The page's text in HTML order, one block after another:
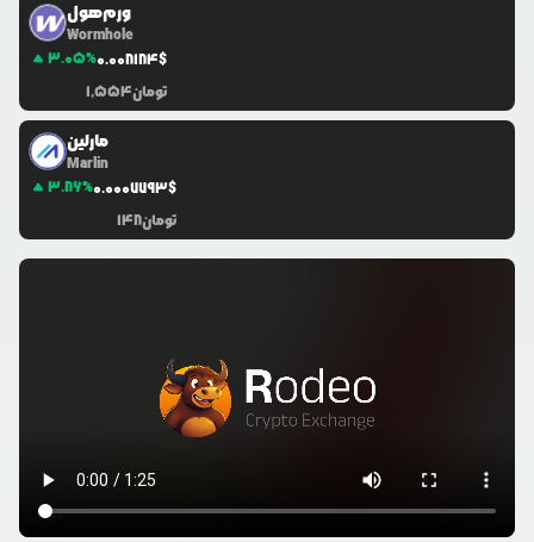
ورم‌هول
Wormhole
3.05%0.008184$
1,554تومان
مارلین
Marlin
3.86%0.0007793$
148تومان